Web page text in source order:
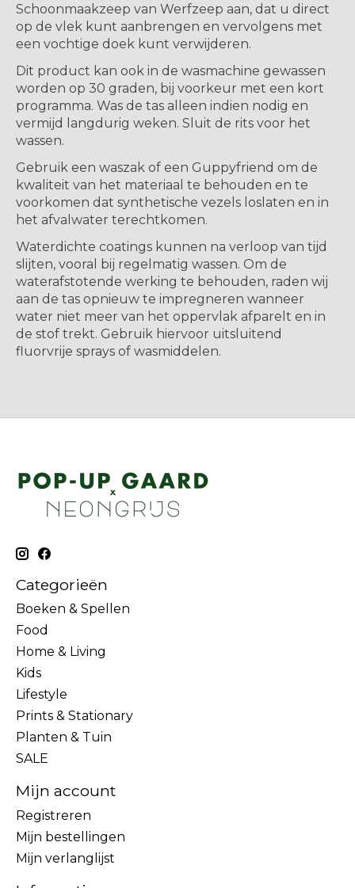
Schoonmaakzeep van Werfzeep aan, dat u direct
op de vlek kunt aanbrengen en vervolgens met
een vochtige doek kunt verwijderen.
Dit product kan ook in de wasmachine gewassen
worden op 30 graden, bij voorkeur met een kort
programma. Was de tas alleen indien nodig en
vermijd langdurig weken. Sluit de rits voor het
wassen.
Gebruik een waszak of een Guppyfriend om de
kwaliteit van het materiaal te behouden en te
voorkomen dat synthetische vezels loslaten en in
het afvalwater terechtkomen.
Waterdichte coatings kunnen na verloop van tijd
slijten, vooral bij regelmatig wassen. Om de
waterafstotende werking te behouden, raden wij
aan de tas opnieuw te impregneren wanneer
water niet meer van het oppervlak afparelt en in
de stof trekt. Gebruik hiervoor uitsluitend
fluorvrije sprays of wasmiddelen.
Categorieën
Boeken & Spellen
Food
Home & Living
Kids
Lifestyle
Prints & Stationary
Planten & Tuin
SALE
Mijn account
Registreren
Mijn bestellingen
Mijn verlanglijst